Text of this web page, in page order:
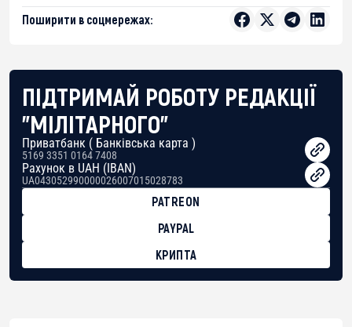
Поширити в соцмережах:
ПІДТРИМАЙ РОБОТУ РЕДАКЦІЇ
"МІЛІТАРНОГО"
Приватбанк ( Банківська карта )
5169 3351 0164 7408
Рахунок в UAH (IBAN)
UA043052990000026007015028783
PATREON
PAYPAL
КРИПТА